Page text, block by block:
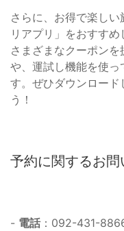
さらに、お得で楽し
リアプリ」をおすす
さまざまなクーポン
や、運試し機能を使っ
す。ぜひダウンロード
う！
予約に関するお問
- 電話：092-431-